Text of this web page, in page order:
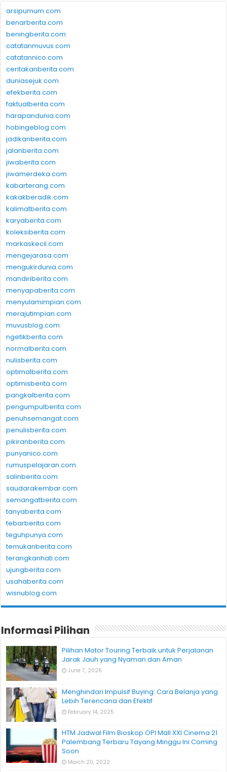
arsipumum.com
benarberita.com
beningberita.com
catatanmuvus.com
catatannico.com
ceritakanberita.com
duniasejuk.com
efekberita.com
faktualberita.com
harapandunia.com
hobingeblog.com
jadikanberita.com
jalanberita.com
jiwaberita.com
jiwamerdeka.com
kabarterang.com
kakakberadik.com
kalimatberita.com
karyaberita.com
koleksiberita.com
markaskecil.com
mengejarasa.com
mengukirdunia.com
mandiriberita.com
menyapaberita.com
menyulamimpian.com
merajutimpian.com
muvusblog.com
ngetikberita.com
normalberita.com
nulisberita.com
optimalberita.com
optimisberita.com
pangkalberita.com
pengumpulberita.com
penuhsemangat.com
penulisberita.com
pikiranberita.com
punyanico.com
rumuspelajaran.com
salinberita.com
saudarakembar.com
semangatberita.com
tanyaberita.com
tebarberita.com
teguhpunya.com
temukanberita.com
terangkanhati.com
ujungberita.com
usahaberita.com
wisnublog.com
Informasi Pilihan
Pilihan Motor Touring Terbaik untuk Perjalanan
Jarak Jauh yang Nyaman dan Aman
June 7, 2026
Menghindari Impulsif Buying: Cara Belanja yang
Lebih Terencana dan Efektif
February 14, 2025
HTM Jadwal Film Bioskop OPI Mall XXI Cinema 21
Palembang Terbaru Tayang Minggu Ini Coming
Soon
March 20, 2022